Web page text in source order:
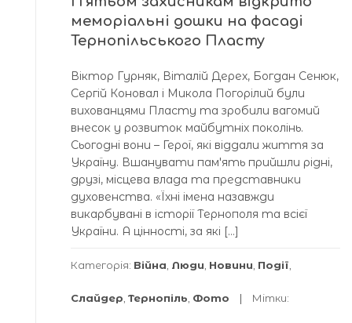
меморіальні дошки на фасаді
Тернопільського Пласту
Віктор Гурняк, Віталій Дерех, Богдан Сенюк,
Сергій Коновал і Микола Погорілий були
вихованцями Пласту та зробили вагомий
внесок у розвиток майбутніх поколінь.
Сьогодні вони – Герої, які віддали життя за
Україну. Вшанувати памʼять прийшли рідні,
друзі, місцева влада та представники
духовенства. «Їхні імена назавжди
викарбувані в історії Тернополя та всієї
України. А цінності, за які […]
Категорія: Війна Люди Новини Події
Слайдер Тернопіль Фото Мітки: